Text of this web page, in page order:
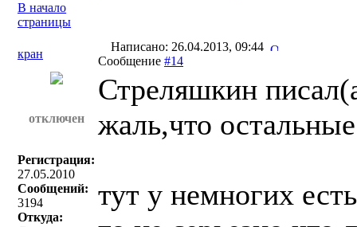
В начало
страницы
кран
Написано: 26.04.2013, 09:44
Сообщение #14
отключен
Регистрация:
27.05.2010
Сообщений:
3194
Откуда:
Стреляшкин
жаль,что
тут у немногих